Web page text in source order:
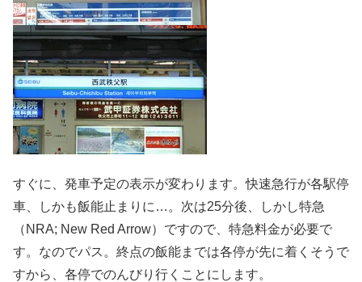
すぐに、発車予定の表示が変わります。快速急行が各駅停
車、しかも飯能止まりに…。次は25分後、しかし特急
（NRA; New Red Arrow）ですので、特急料金が必要で
す。なのでパス。終点の飯能までは各停が先に着くそうで
すから、各停でのんびり行くことにします。